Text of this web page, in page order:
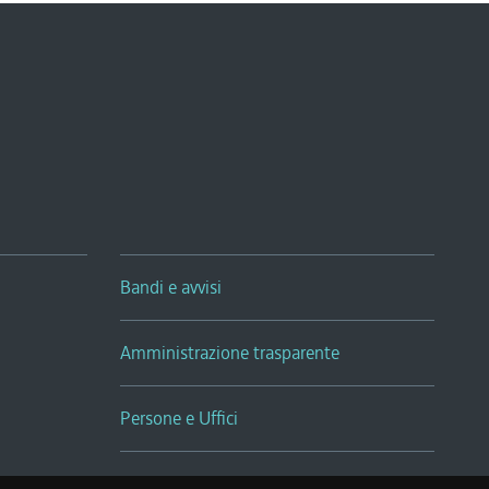
Bandi e avvisi
Amministrazione trasparente
Persone e Uffici
Sala Tiziano Tessitori